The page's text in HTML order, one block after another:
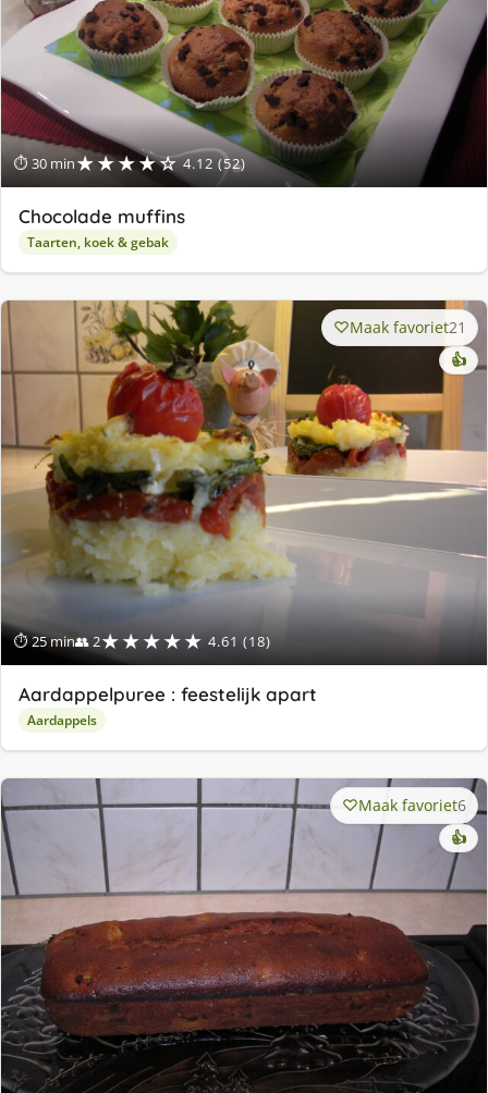
⏱ 30 min★★★★☆ 4.12 (52)
Chocolade muffins
Taarten, koek & gebak
⏱ 25 min👥 2★★★★★ 4.61 (18)
Maak favoriet21
👍
Aardappelpuree : feestelijk apart
Aardappels
Maak favoriet6
👍